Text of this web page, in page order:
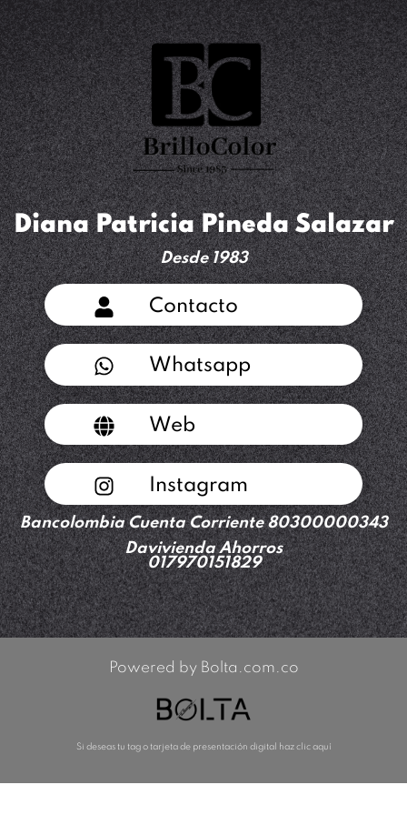
Diana Patricia Pineda Salazar
Desde 1983
Contacto
Whatsapp
Web
Instagram
Bancolombia Cuenta Corriente 80300000343
Davivienda Ahorros
017970151829
Powered by Bolta.com.co
Si deseas tu tag o tarjeta de presentación digital haz clic aquí